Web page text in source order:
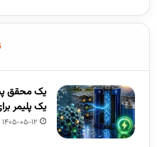
یک محقق
یک پلیمر
1405-05-12